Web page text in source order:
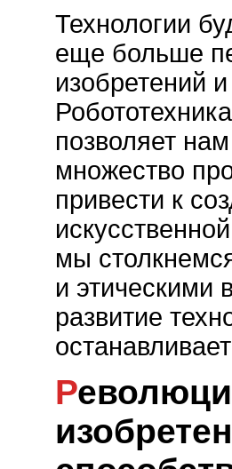
Технологии
еще больше
изобретений
позволяет
множество
привести к
мы
и этическими
развитие
Революционные